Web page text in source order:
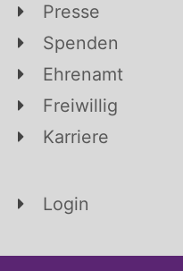
Presse
Spenden
Ehrenamt
Freiwillig
Karriere
Login